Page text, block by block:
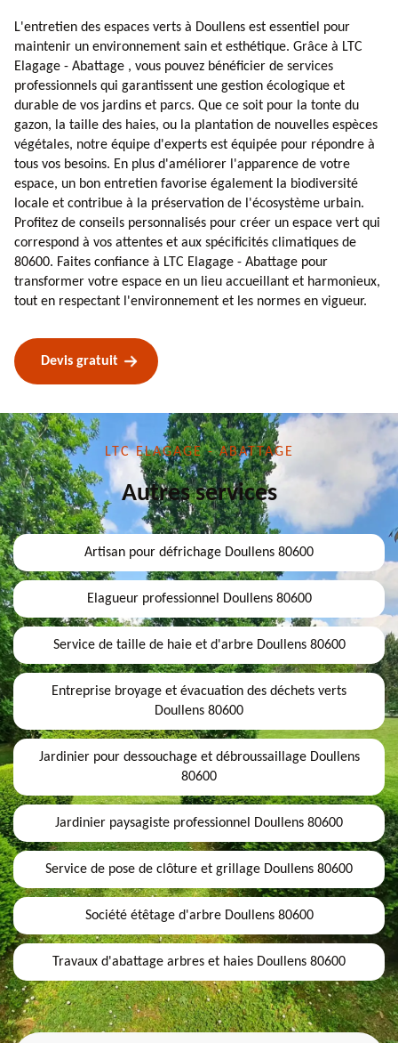
L'entretien des espaces verts à Doullens est essentiel pour
maintenir un environnement sain et esthétique. Grâce à LTC
Elagage - Abattage , vous pouvez bénéficier de services
professionnels qui garantissent une gestion écologique et
durable de vos jardins et parcs. Que ce soit pour la tonte du
gazon, la taille des haies, ou la plantation de nouvelles espèces
végétales, notre équipe d'experts est équipée pour répondre à
tous vos besoins. En plus d'améliorer l'apparence de votre
espace, un bon entretien favorise également la biodiversité
locale et contribue à la préservation de l'écosystème urbain.
Profitez de conseils personnalisés pour créer un espace vert qui
correspond à vos attentes et aux spécificités climatiques de
80600. Faites confiance à LTC Elagage - Abattage pour
transformer votre espace en un lieu accueillant et harmonieux,
tout en respectant l'environnement et les normes en vigueur.
Devis gratuit
LTC ELAGAGE - ABATTAGE
Autres services
Artisan pour défrichage Doullens 80600
Elagueur professionnel Doullens 80600
Service de taille de haie et d'arbre Doullens 80600
Entreprise broyage et évacuation des déchets verts
Doullens 80600
Jardinier pour dessouchage et débroussaillage Doullens
80600
Jardinier paysagiste professionnel Doullens 80600
Service de pose de clôture et grillage Doullens 80600
Société étêtage d'arbre Doullens 80600
Travaux d'abattage arbres et haies Doullens 80600